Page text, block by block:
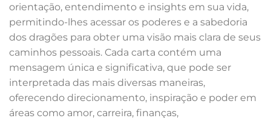
orientação, entendimento e insights em sua vida,
permitindo-lhes acessar os poderes e a sabedoria
dos dragões para obter uma visão mais clara de seus
caminhos pessoais. Cada carta contém uma
mensagem única e significativa, que pode ser
interpretada das mais diversas maneiras,
oferecendo direcionamento, inspiração e poder em
áreas como amor, carreira, finanças,